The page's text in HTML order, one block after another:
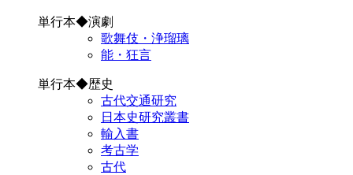
単行本◆演劇
歌舞伎・浄瑠璃
能・狂言
単行本◆歴史
古代交通研究
日本史研究叢書
輸入書
考古学
古代